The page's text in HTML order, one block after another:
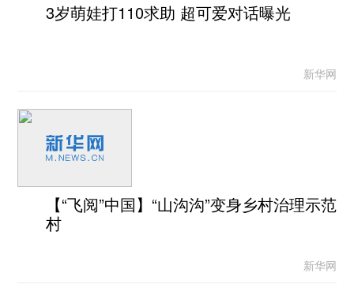
3岁萌娃打110求助 超可爱对话曝光
新华网
【“飞阅”中国】“山沟沟”变身乡村治理示范
村
新华网